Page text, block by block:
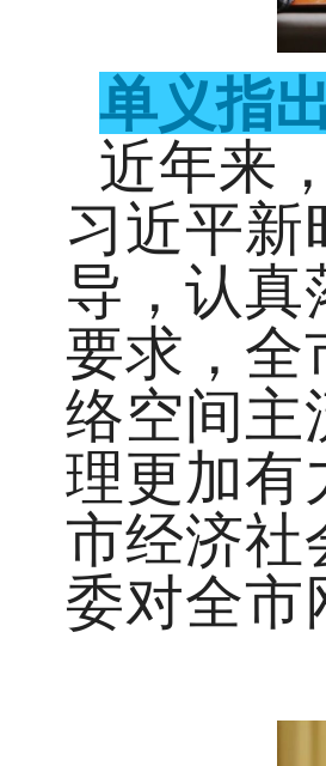
单义指
近年来
习近平新
导，认真
要求，全
络空间主
理更加有
市经济社
委对全市